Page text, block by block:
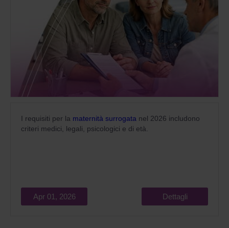
I requisiti per la maternità surrogata nel 2026 includono
criteri medici, legali, psicologici e di età.
Apr 01, 2026 Dettagli